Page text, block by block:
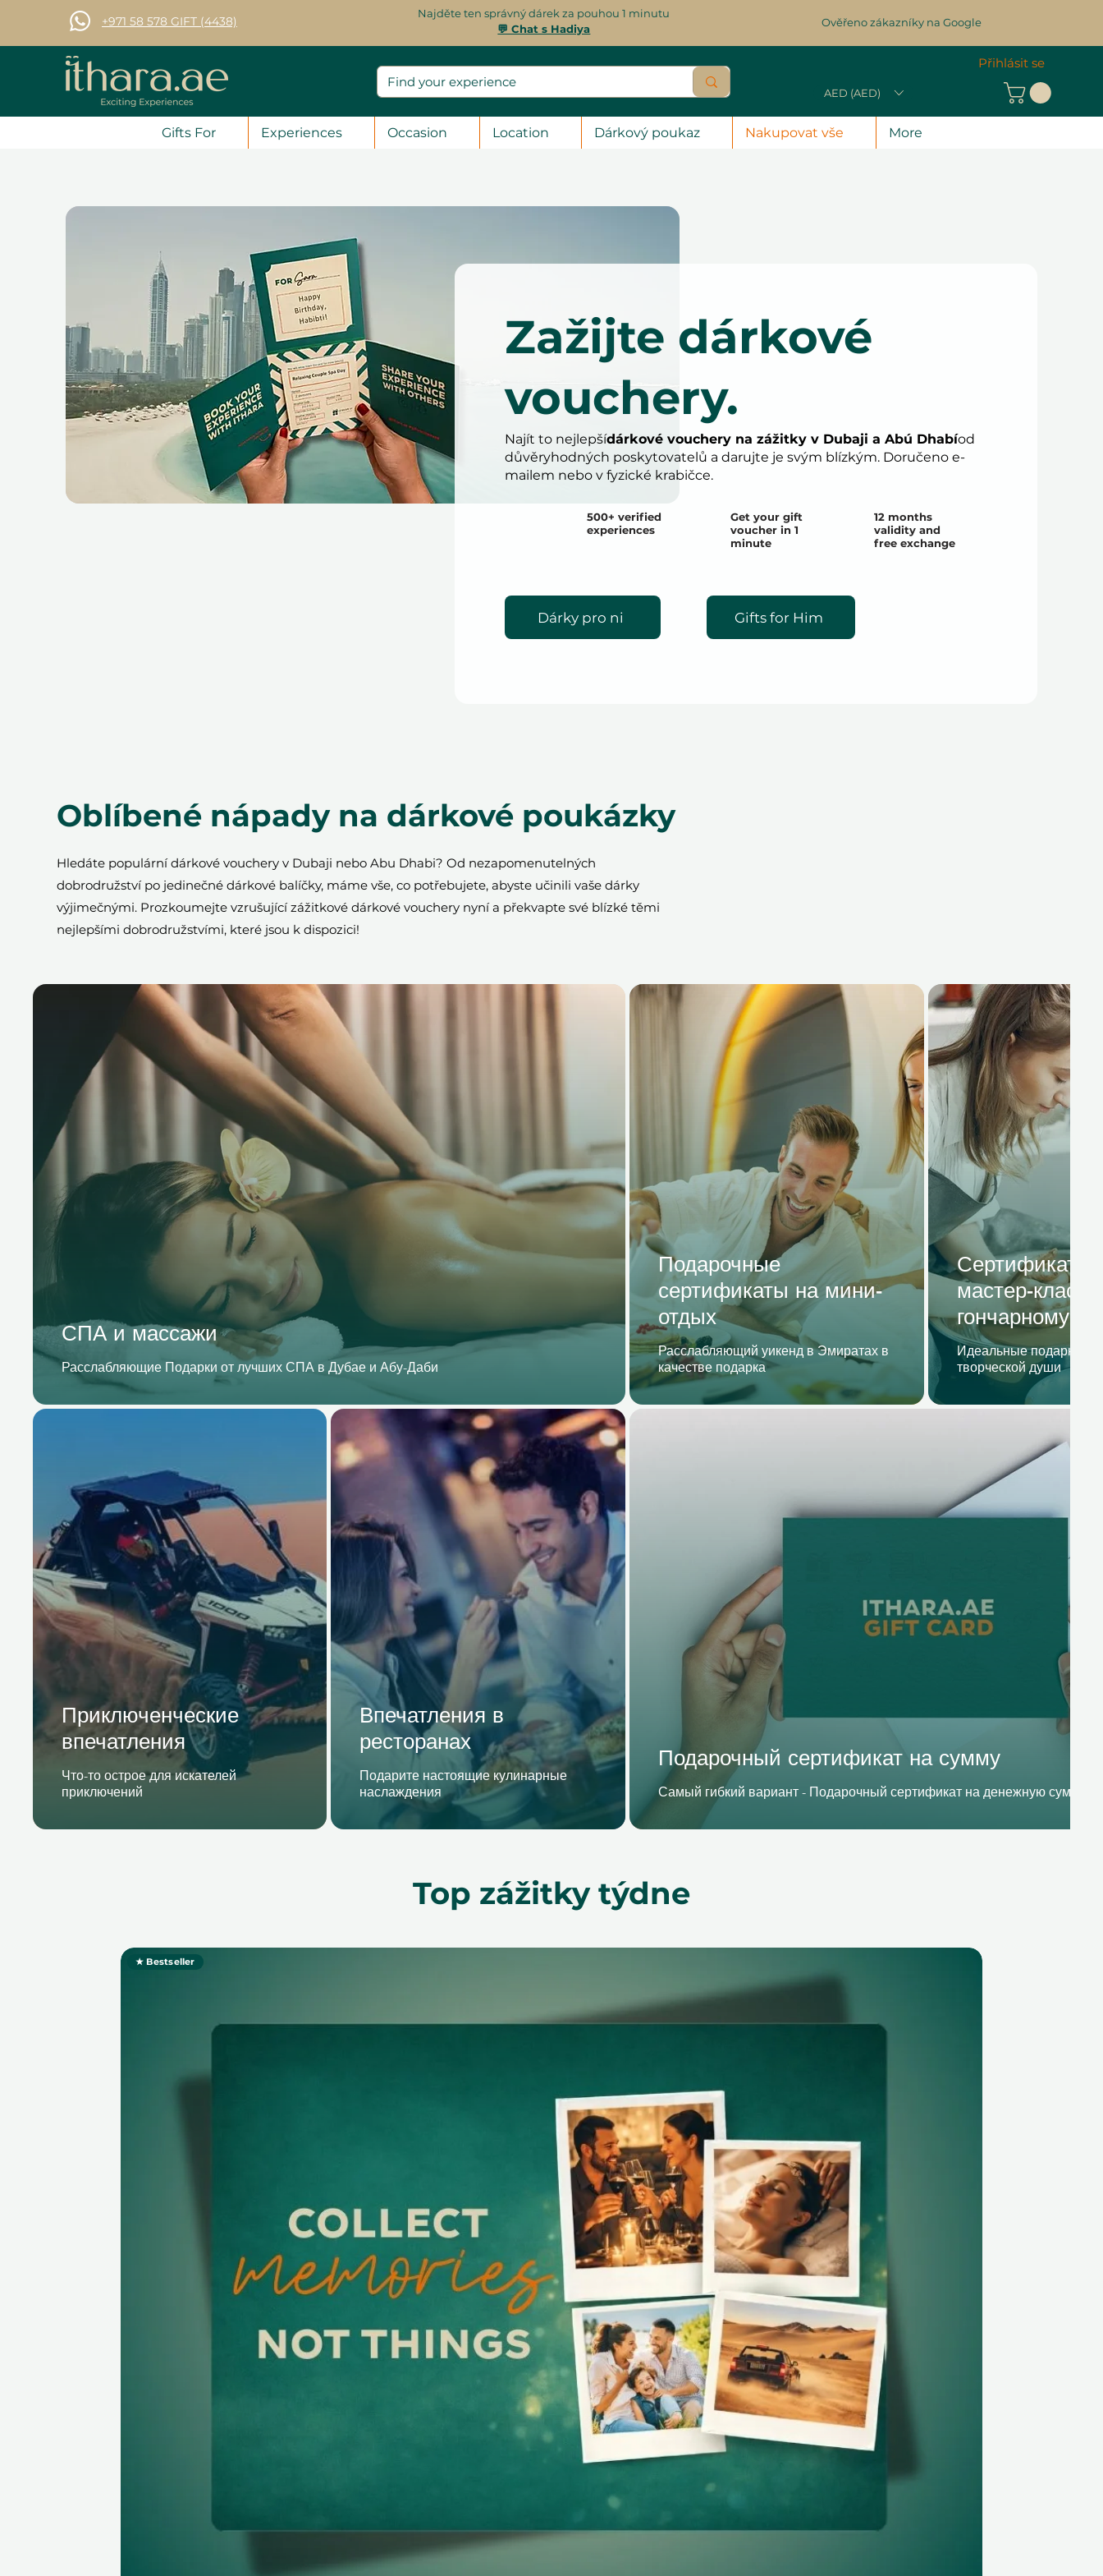
+971 58 578 GIFT (4438)
Najděte ten správný dárek za pouhou 1 minutu
💬 Chat s Hadiya
Ověřeno zákazníky na Google
AED (AED)
Přihlásit se
Gifts For Experiences Occasion Location Dárkový poukaz Nakupovat vše More
Zažijte dárkové
vouchery.
Najít to nejlepšídárkové vouchery na zážitky v Dubaji a Abú Dhabíod
důvěryhodných poskytovatelů a darujte je svým blízkým. Doručeno e-
mailem nebo v fyzické krabičce.
500+ verified
experiences
Get your gift
voucher in 1
minute
12 months
validity and
free exchange
Dárky pro ni Gifts for Him
Oblíbené nápady na dárkové poukázky
Hledáte populární dárkové vouchery v Dubaji nebo Abu Dhabi? Od nezapomenutelných
dobrodružství po jedinečné dárkové balíčky, máme vše, co potřebujete, abyste učinili vaše dárky
výjimečnými. Prozkoumejte vzrušující zážitkové dárkové vouchery nyní a překvapte své blízké těmi
nejlepšími dobrodružstvími, které jsou k dispozici!
СПА и массажи
Расслабляющие Подарки от лучших СПА в Дубае и Абу-Даби
Приключенческие
впечатления
Что-то острое для искателей
приключений
Впечатления в
ресторанах
Подарите настоящие кулинарные
наслаждения
Подарочные
сертификаты на мини-
отдых
Расслабляющий уикенд в Эмиратах в
качестве подарка
Сертификаты
мастер-
гончарному
Идеальные подарки
творческой души
Подарочный сертификат на сумму
Самый гибкий вариант - Подарочный сертификат на денежную сумму
Top zážitky týdne
★ Bestseller